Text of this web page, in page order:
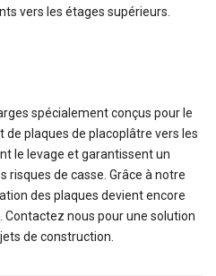
vers les étages supérieurs.
spécialement conçus pour le
plaques de placoplâtre vers les
le levage et garantissent un
de casse. Grâce à notre
des plaques devient encore
Contactez nous pour une solution
de construction.